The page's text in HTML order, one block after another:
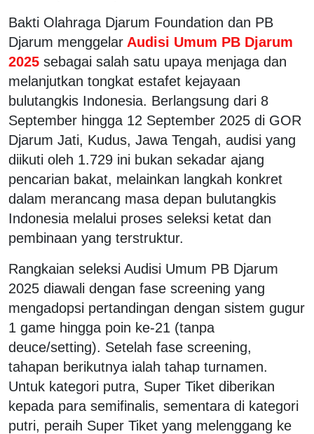
Bakti Olahraga Djarum Foundation dan PB
Djarum menggelar Audisi Umum PB Djarum
2025 sebagai salah satu upaya menjaga dan
melanjutkan tongkat estafet kejayaan
bulutangkis Indonesia. Berlangsung dari 8
September hingga 12 September 2025 di GOR
Djarum Jati, Kudus, Jawa Tengah, audisi yang
diikuti oleh 1.729 ini bukan sekadar ajang
pencarian bakat, melainkan langkah konkret
dalam merancang masa depan bulutangkis
Indonesia melalui proses seleksi ketat dan
pembinaan yang terstruktur.
Rangkaian seleksi Audisi Umum PB Djarum
2025 diawali dengan fase screening yang
mengadopsi pertandingan dengan sistem gugur
1 game hingga poin ke-21 (tanpa
deuce/setting). Setelah fase screening,
tahapan berikutnya ialah tahap turnamen.
Untuk kategori putra, Super Tiket diberikan
kepada para semifinalis, sementara di kategori
putri, peraih Super Tiket yang melenggang ke